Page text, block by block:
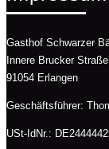
Gasthof Schwarzer
Innere Brucker
91054 Erlangen
Geschäftsführer:
USt-IdNr.: